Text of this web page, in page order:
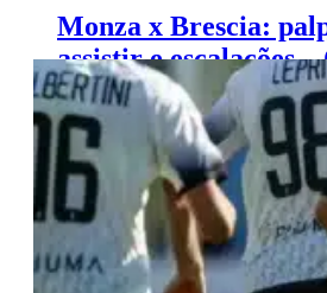
Monza x Brescia:
assistir e escalações
(26/09)